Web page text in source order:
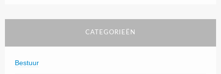
CATEGORIEËN
Bestuur